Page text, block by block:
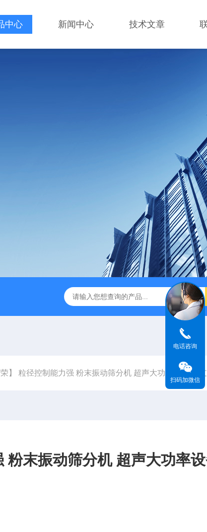
中心 新闻中心 技术文章
工业级超声设备 可支持定制 【宸荣】 超声波抛光
荣】 粒径控制能力强 粉末振动筛分机 超声大功率设备 可
粉末振动筛分机 超声大功率
电话咨询
扫码加微信